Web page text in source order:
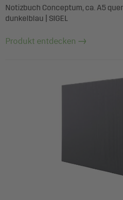
Notizbuch Conceptum, ca. A5
dunkelblau | SIGEL
Produkt entdecken